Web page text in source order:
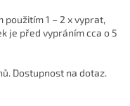
1 – 2 x vyprat,
je před vypráním cca o 5
Dostupnost na dotaz.